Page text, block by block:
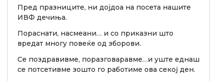
Пред празниците, ни дојдоа на посета нашите
ИВФ дечиња.
Пораснати, насмеани… и со приказни што
вредат многу повеќе од зборови.
Се поздравивме, поразговаравме…и уште еднаш
се потсетивме зошто го работиме ова секој ден.